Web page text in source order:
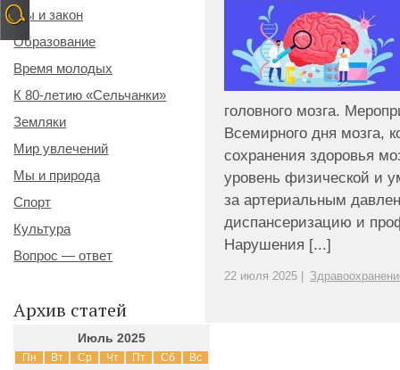
головного мозга.
Всемирного дня мозга,
сохранения здоровья
уровень физической и
за артериальным
диспансеризацию и
Нарушения [...]
22 июля 2025 |
Мы и закон
Образование
Время молодых
К 80-летию «Сельчанки»
Земляки
Мир увлечений
Мы и природа
Спорт
Культура
Вопрос — ответ
Архив статей
Июль 2025
Пн Вт Ср Чт Пт Сб Вс